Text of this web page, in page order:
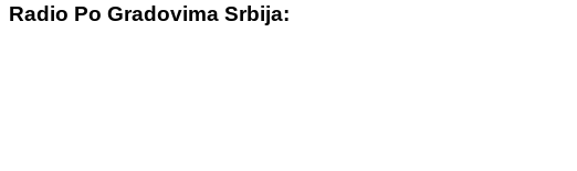
Radio Po Gradovima Srbija: